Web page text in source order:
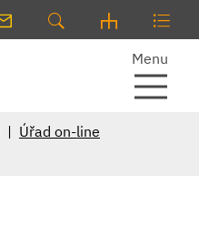
Menu
Úřad on-line